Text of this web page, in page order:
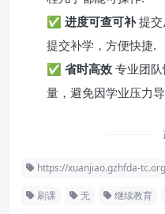
✅ 进度可查可补提交
提交补学，方便快捷.
✅ 省时高效 专业团
量，避免因学业压力导
https://xuanjiao.gzhfda-
刷课 无 继续教育